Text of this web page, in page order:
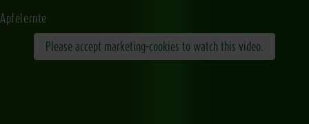
Apfelernte
Please accept marketing-cookies to watch this video.